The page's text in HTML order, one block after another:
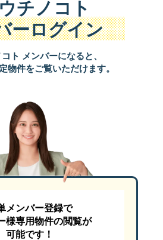
の売却相談はこちら
ースばかりではありません。
んだ場合は地価が上昇し、売却相場も
売却相場を知るための3つの方法をご紹
を調べる
は実際の取引実例が掲載されており、地
ト・インフォメーション
でき、自己発見取引が可能
い方にもオススメ
社のみ、自己発見取引は可能
早く売却したい方
い方にもオススメ
社のみ、自己発見取引は不可能
却をしたい方
を行いたい方
個人が探した買主と、個人売買をするこ
記事でも詳しくご紹介していますので、
通知方法を指定できる可能性もあります
無料査定はこちら
の売却相談はこちらら
（2）／「訪問査定」の流れを解説
のうち、次は訪問査定についてご紹介し
チノコト
ーログイン
ト メンバーになると、
物件をご覧いただけます。
メンバー登録で
様専用物件の閲覧が
可能です！